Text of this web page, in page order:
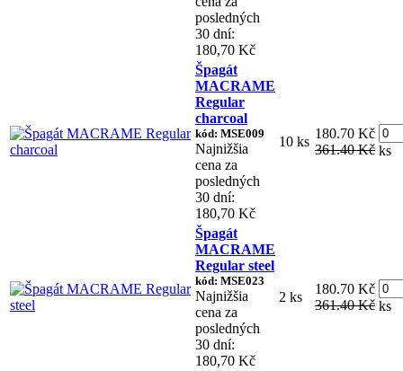
posledných
30 dní:
180,70 Kč
Špagát
MACRAME
Regular
charcoal
kód: MSE009
Najnižšia
cena za
posledných
30 dní:
180,70 Kč
10 ks
180.70 Kč
361.40 Kč ks
Špagát
MACRAME
Regular steel
kód: MSE023
Najnižšia
cena za
posledných
30 dní:
180,70 Kč
2 ks
180.70 Kč
361.40 Kč ks